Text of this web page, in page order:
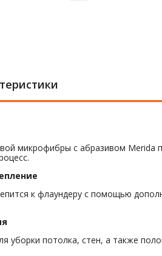
микрофибры с абразивом Merida
к флаундеру с помощью
уборки потолка, стен, а также